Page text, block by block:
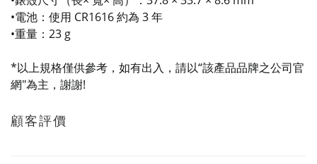
•電池：使用 CR1616 約為 3 年
•重量：23 g
*以上規格僅供參考，如有出入，請以“該產品品牌之公司官
網"為主，謝謝!
顧客評價